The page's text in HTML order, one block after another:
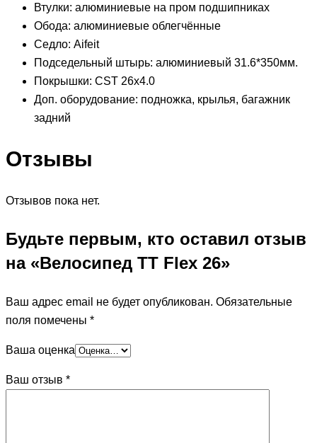
Втулки: алюминиевые на пром подшипниках
Обода: алюминиевые облегчённые
Седло: Aifeit
Подседельный штырь: алюминиевый 31.6*350мм.
Покрышки: CST 26х4.0
Доп. оборудование: подножка, крылья, багажник
задний
Отзывы
Отзывов пока нет.
Будьте первым, кто оставил отзыв
на «Велосипед TT Flex 26»
Ваш адрес email не будет опубликован. Обязательные
поля помечены *
Ваша оценка
Ваш отзыв *